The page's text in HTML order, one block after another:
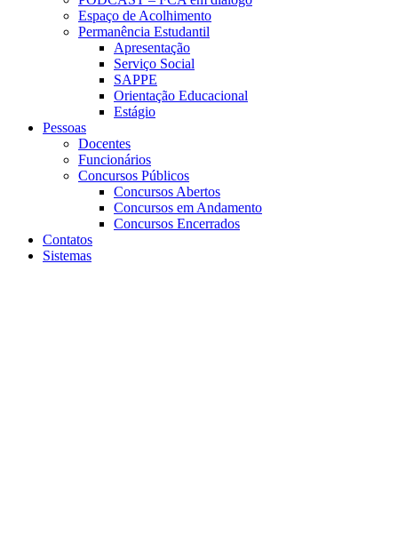
Espaço de Acolhimento
Permanência Estudantil
Apresentação
Serviço Social
SAPPE
Orientação Educacional
Estágio
Pessoas
Docentes
Funcionários
Concursos Públicos
Concursos Abertos
Concursos em Andamento
Concursos Encerrados
Contatos
Sistemas